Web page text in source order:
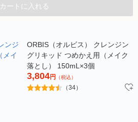
カートに入れる
ORBIS（オルビス） クレンジン
グリキッド つめかえ用（メイク
落とし） 150mL×3個
3,804円 （税込）
（34）